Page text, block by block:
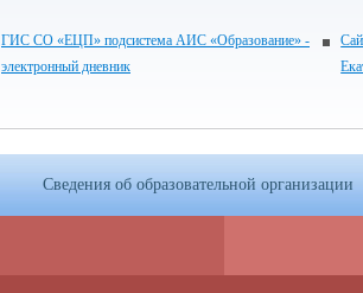
ГИС СО «ЕЦП» подсистема АИС «Образование» -
электронный дневник
Сведения об образовательной организации